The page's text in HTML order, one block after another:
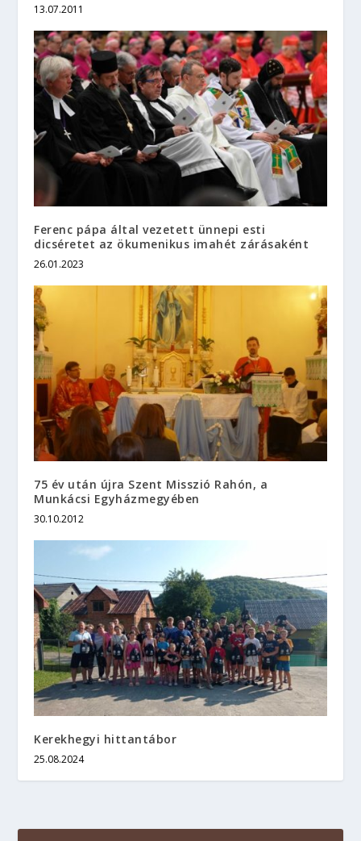
13.07.2011
Ferenc pápa által vezetett ünnepi esti
dicséretet az ökumenikus imahét zárásaként
26.01.2023
75 év után újra Szent Misszió Rahón, a
Munkácsi Egyházmegyében
30.10.2012
Kerekhegyi hittantábor
25.08.2024